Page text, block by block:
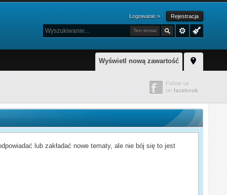
Logowanie » Rejestracja
Ten temat
Wyświetl nową zawartość
lub zakładać nowe tematy, ale nie bój się to jest